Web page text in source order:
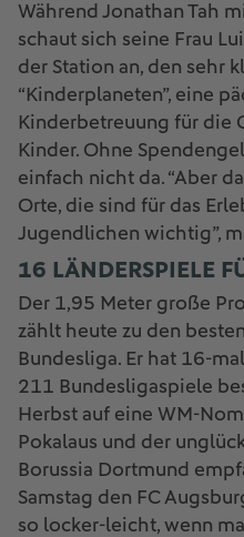
Während Jonathan Tah
schaut sich seine Frau
der Station an, den sehr
“Kinderplaneten”, eine
Kinderbetreuung für die
Kinder. Ohne
einfach nicht da. “Aber
Orte, die sind für das
Jugendlichen wichtig”,
16 LÄNDERSPIELE
Der 1,95 Meter große
zählt heute zu den
Bundesliga. Er hat 16-
211 Bundesligaspiele
Herbst auf eine WM-
Pokalaus und der
Borussia Dortmund
Samstag den FC
so locker-leicht, wenn